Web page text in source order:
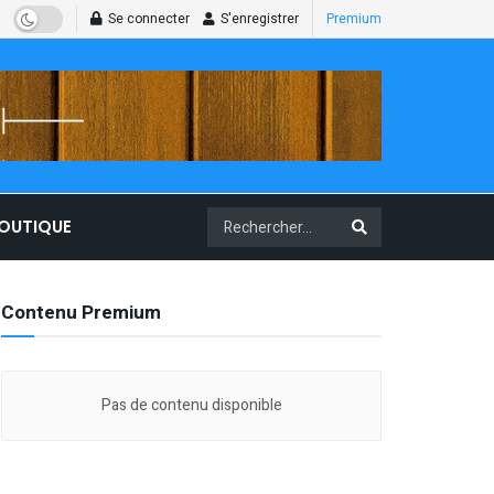
Se connecter S'enregistrer Premium
Contenu Premium
Pas de contenu disponible